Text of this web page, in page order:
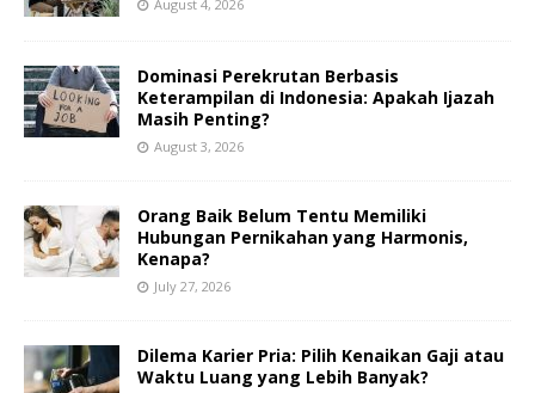
August 4, 2026
Dominasi Perekrutan Berbasis
Keterampilan di Indonesia: Apakah Ijazah
Masih Penting?
August 3, 2026
Orang Baik Belum Tentu Memiliki
Hubungan Pernikahan yang Harmonis,
Kenapa?
July 27, 2026
Dilema Karier Pria: Pilih Kenaikan Gaji atau
Waktu Luang yang Lebih Banyak?